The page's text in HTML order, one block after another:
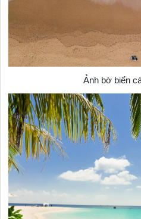
Ảnh bờ biển